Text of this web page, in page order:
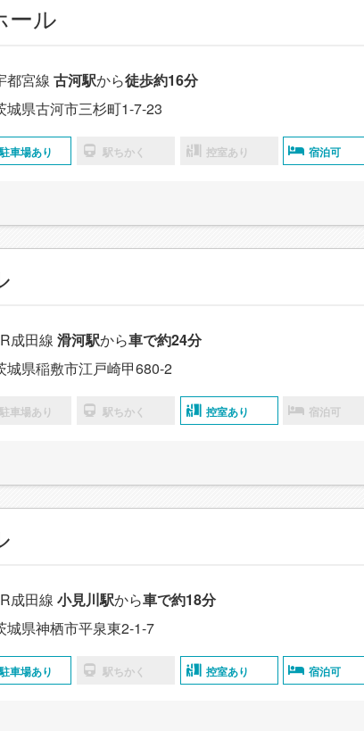
ール
都宮線 古河駅から徒歩約16分
城県古河市三杉町1-7-23
駐車場あり 駅ちかく 控室あり 宿泊可
成田線 滑河駅から車で約24分
城県稲敷市江戸崎甲680-2
駐車場あり 駅ちかく 控室あり 宿泊可
成田線 小見川駅から車で約18分
城県神栖市平泉東2-1-7
駐車場あり 駅ちかく 控室あり 宿泊可